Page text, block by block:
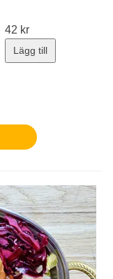
42 kr
Lägg till